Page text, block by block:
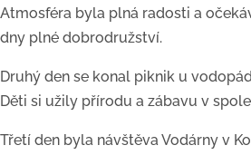
Atmosféra byla plná radosti a
dny plné dobrodružství.
Druhý den se konal piknik u
Děti si užily přírodu a zábavu v
Třetí den byla návštěva Vodárny v